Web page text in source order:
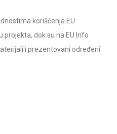
korišćenja EU
dok su na EU Info
i prezentovani određeni